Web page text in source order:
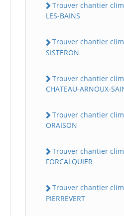
Trouver chantier
LES-BAINS
Trouver chantier
SISTERON
Trouver chantier
CHATEAU-ARNOUX-
Trouver chantier
ORAISON
Trouver chantier
FORCALQUIER
Trouver chantier
PIERREVERT